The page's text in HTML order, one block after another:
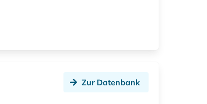
Zur Datenbank